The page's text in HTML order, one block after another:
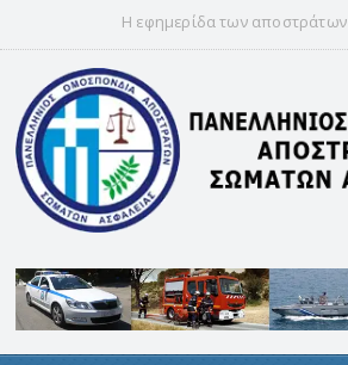
Η εφημερίδα των αποστράτων